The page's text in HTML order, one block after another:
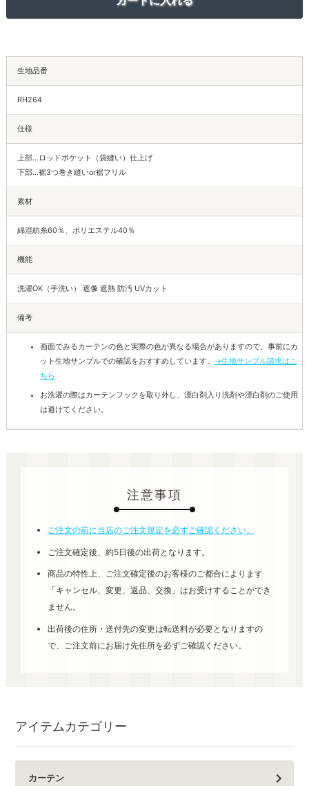
生地品番
RH264
仕様
上部…ロッドポケット（袋縫い）仕上げ
下部…裾3つ巻き縫いor裾フリル
素材
綿混紡糸60％、ポリエステル40％
機能
洗濯OK（手洗い） 遮像 遮熱 防汚 UVカット
備考
画面でみるカーテンの色と実際の色が異なる場合がありますので、事前にカ
ット生地サンプルでの確認をおすすめしています。 →生地サンプル請求はこ
ちら
お洗濯の際はカーテンフックを取り外し、漂白剤入り洗剤や漂白剤のご使用
は避けてください。
注意事項
ご注文の前に当店のご注文規定を必ずご確認ください。
ご注文確定後、約5日後の出荷となります。
商品の特性上、ご注文確定後のお客様のご都合によります
「キャンセル、変更、返品、交換」はお受けすることができ
ません。
出荷後の住所・送付先の変更は転送料が必要となりますの
で、ご注文前にお届け先住所を必ずご確認ください。
アイテムカテゴリー
カーテン